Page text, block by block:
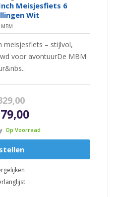
Meisjesfiets 6
Wit
MBM
meisjesfiets – stijlvol,
voor avontuurDe MBM
Op Voorraad